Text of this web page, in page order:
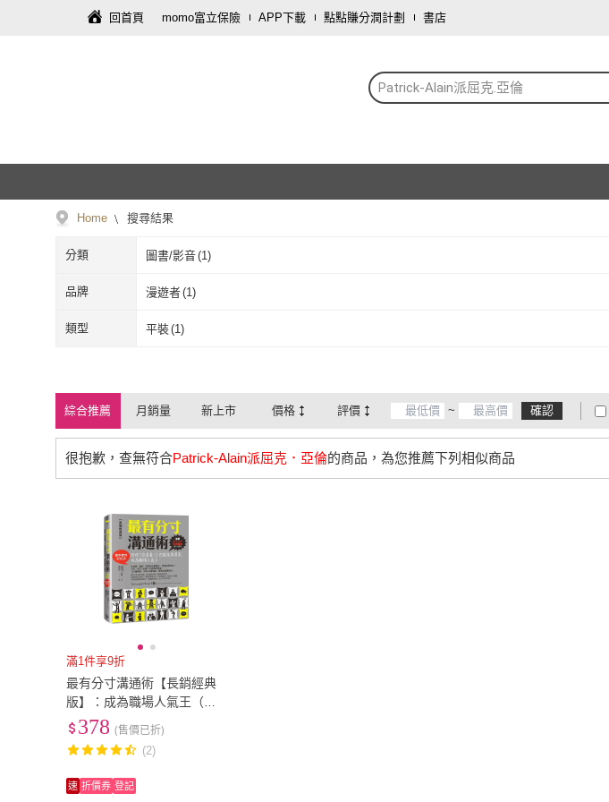
回首頁 momo富立保險 APP下載 點點賺分潤計劃 書店
Patrick-Alain派屈克.亞倫
Home 搜尋結果
分類 圖書/影音(1)
品牌 漫遊者(1)
漫遊者
類型 平裝(1)
綜合推薦 月銷量 新上市 價格 評價 ~ 確認
很抱歉，查無符合Patrick-Alain派屈克．亞倫的商品，為您推薦下列相似商品
滿1件享9折
最有分寸溝通術【長銷經典
版】：成為職場人氣王（老
中老外都能通）
378 (售價已折)
(2)
速 折價券 登記